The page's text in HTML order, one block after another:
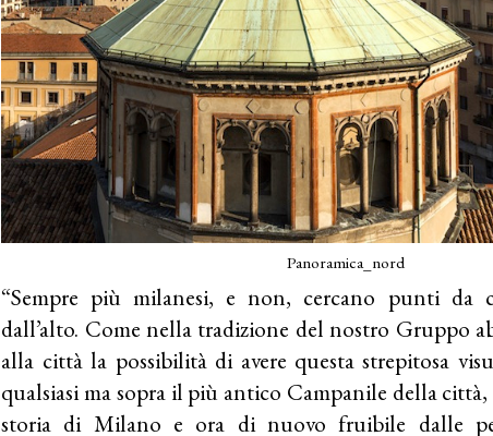
Panoramica_nord
“Sempre più milanesi, e non, cercano punti da
dall’alto. Come nella tradizione del nostro Gruppo
alla città la possibilità di avere questa strepitosa
qualsiasi ma sopra il più antico Campanile della
storia di Milano e ora di nuovo fruibile dalle